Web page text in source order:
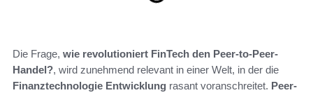
Die Frage, wie revolutioniert FinTech den Peer-to-Peer-
Handel?, wird zunehmend relevant in einer Welt, in der die
Finanztechnologie Entwicklung rasant voranschreitet. Peer-